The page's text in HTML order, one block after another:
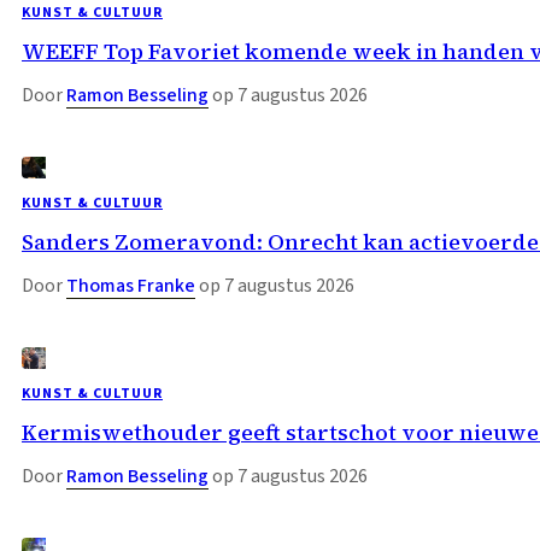
KUNST & CULTUUR
WEEFF Top Favoriet komende week in handen
DoorRamon Besselingop 7 augustus 2026
KUNST & CULTUUR
Sanders Zomeravond: Onrecht kan
DoorThomas Frankeop 7 augustus 2026
KUNST & CULTUUR
Kermiswethouder geeft startschot voor
DoorRamon Besselingop 7 augustus 2026